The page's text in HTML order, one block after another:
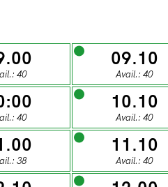
Legend
Available
Guided tour
M
MONDAY
40
09.10
Avail.: 40
40
10.10
Avail.: 40
38
11.10
Avail.: 40